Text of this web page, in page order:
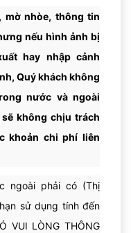
vụ Miễn phí trên tàu.
các hoạt động giải
tự do mua sắm
xe đưa đón )
mờ nhòe, thông tin
nếu hình ảnh bị
hay nhập cảnh
Quý khách không
nước và ngoài
không chịu trách
khoản chi phí liên
ngoài phải có (Thị
sử dụng tính đến
VUI LÒNG THÔNG